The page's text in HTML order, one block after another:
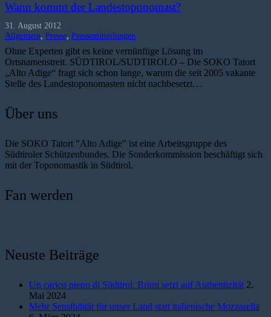
Wann kommt der Landestoponomast?
31. August 2012
Allgemein, Presse, Pressemitteilungen
Ohne Experten gibt es keine vernünftige Lösung im
Ortsnamenstreit. SÜDTIROL/SUDTIROLO – Die SOKO Tatort
„Alto Adige“ fragt sich schon lange, warum die seit 2005 vakante
Stelle des Landestoponomasten nicht nachbesetzt…
Über uns
Die SOKO Tatort "Alto Adige" ist eine Arbeitsgruppe des
Südtiroler Schützenbundes. Die Sonderkommission beschäftigt sich
mit der Toponomastik in Südtirol.
Fan werden
Neuste Beiträge
Un carico pieno di Südtirol: Brimi setzt auf Authentizität 2.
Mai 2024
Mehr Sensibilität für unser Land statt italienische Mozzarella